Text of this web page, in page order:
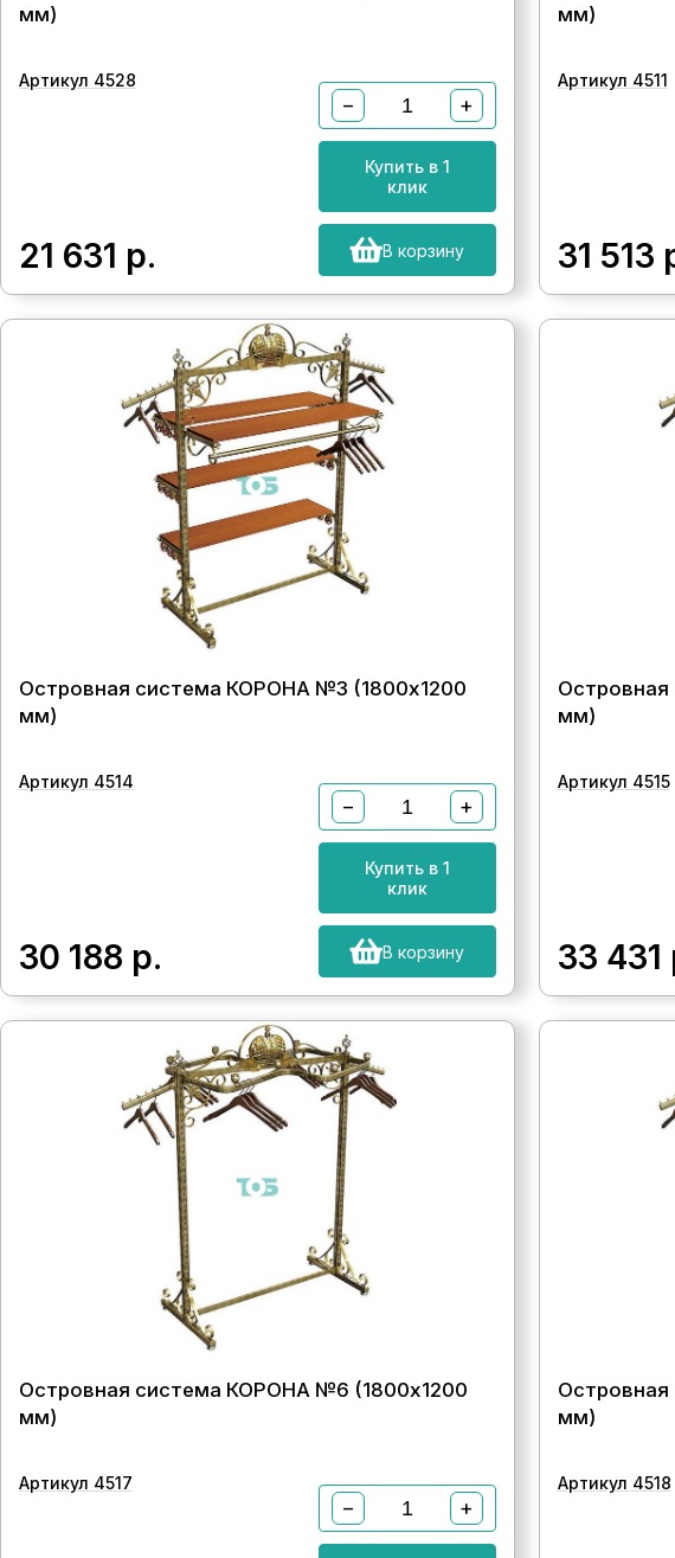
мм)
Артикул 4528
21 631 р.
− +
Купить в 1
клик
В корзину
мм)
Артикул 4511
31 513
Островная система КОРОНА №3 (1800х1200
мм)
Артикул 4514
30 188 р.
− +
Купить в 1
клик
В корзину
мм)
Артикул 4515
33 431
Островная система КОРОНА №6 (1800х1200
мм)
Артикул 4517
− +
мм)
Артикул 4518